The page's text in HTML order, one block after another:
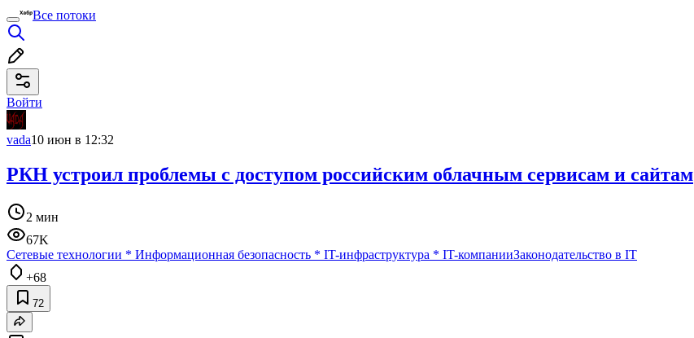
Все потоки
Войти
vada10 июн в 12:32
РКН устроил проблемы с доступом российским облачным сервисам и сайтам
2 мин
67K
Сетевые технологии * Информационная безопасность * IT-инфраструктура * IT-компанииЗаконодательство в IT
+68
72